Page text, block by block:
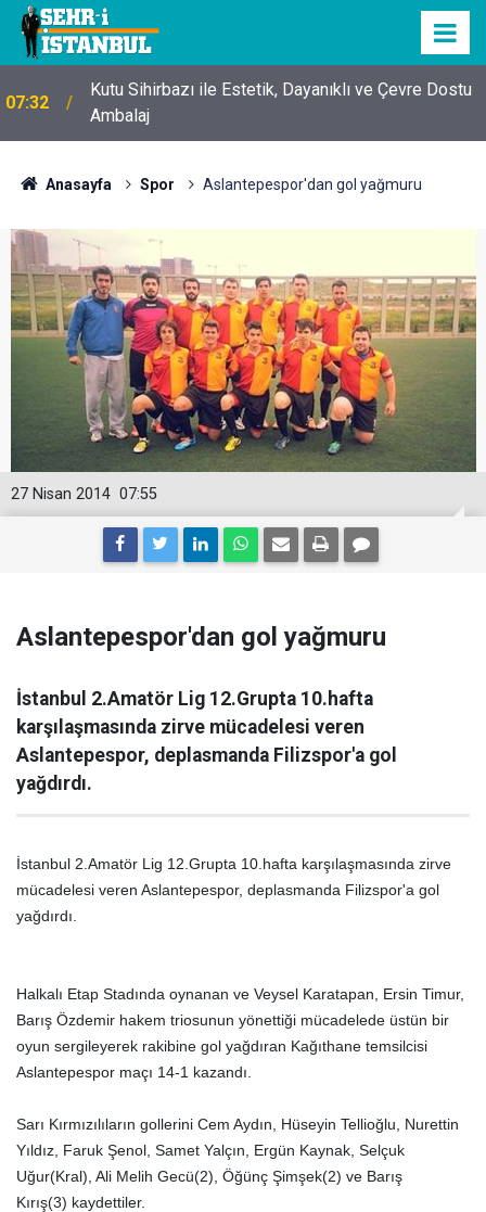
07:32
Kutu Sihirbazı ile Estetik, Dayanıklı ve Çevre Dostu
Ambalaj
Anasayfa Spor Aslantepespor'dan gol yağmuru
07:55
27 Nisan 2014
Aslantepespor'dan gol yağmuru
İstanbul 2.Amatör Lig 12.Grupta 10.hafta
karşılaşmasında zirve mücadelesi veren
Aslantepespor, deplasmanda Filizspor'a gol
yağdırdı.
İstanbul 2.Amatör Lig 12.Grupta 10.hafta karşılaşmasında zirve
mücadelesi veren Aslantepespor, deplasmanda Filizspor'a gol
yağdırdı.
Halkalı Etap Stadında oynanan ve Veysel Karatapan, Ersin Timur,
Barış Özdemir hakem triosunun yönettiği mücadelede üstün bir
oyun sergileyerek rakibine gol yağdıran Kağıthane temsilcisi
Aslantepespor maçı 14-1 kazandı.
Sarı Kırmızılıların gollerini Cem Aydın, Hüseyin Tellioğlu, Nurettin
Yıldız, Faruk Şenol, Samet Yalçın, Ergün Kaynak, Selçuk
Uğur(Kral), Ali Melih Gecü(2), Öğünç Şimşek(2) ve Barış
Kırış(3) kaydettiler.